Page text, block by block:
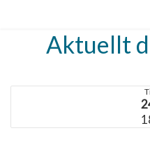
Aktuellt